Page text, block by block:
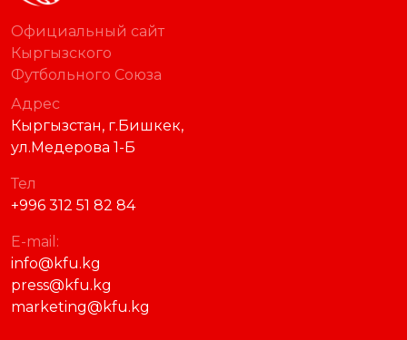
Официальный сайт
Кыргызского
Футбольного Союза
Адрес
Кыргызстан, г.Бишкек,
ул.Медерова 1-Б
Тел
+996 312 51 82 84
E-mail:
info@kfu.kg
press@kfu.kg
marketing@kfu.kg